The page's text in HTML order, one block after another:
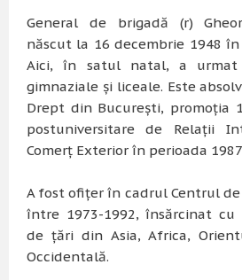
General de brigadă (r)
născut la 16 decembrie 1948
Aici, în satul natal, a urmat
gimnaziale şi liceale. Este
Drept din Bucureşti, promoţia
postuniversitare de Relaţii
Comerţ Exterior în perioada
A fost ofiţer în cadrul Centrul
între 1973-1992, însărcinat
de ţări din Asia, Africa,
Occidentală.